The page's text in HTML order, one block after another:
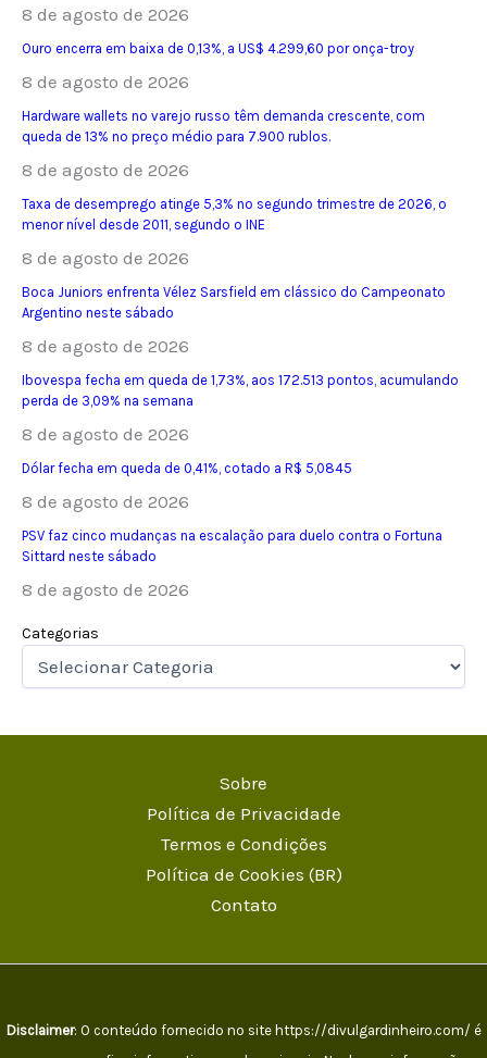
8 de agosto de 2026
Ouro encerra em baixa de 0,13%, a US$ 4.299,60 por onça-troy
8 de agosto de 2026
Hardware wallets no varejo russo têm demanda crescente, com
queda de 13% no preço médio para 7.900 rublos.
8 de agosto de 2026
Taxa de desemprego atinge 5,3% no segundo trimestre de 2026, o
menor nível desde 2011, segundo o INE
8 de agosto de 2026
Boca Juniors enfrenta Vélez Sarsfield em clássico do Campeonato
Argentino neste sábado
8 de agosto de 2026
Ibovespa fecha em queda de 1,73%, aos 172.513 pontos, acumulando
perda de 3,09% na semana
8 de agosto de 2026
Dólar fecha em queda de 0,41%, cotado a R$ 5,0845
8 de agosto de 2026
PSV faz cinco mudanças na escalação para duelo contra o Fortuna
Sittard neste sábado
8 de agosto de 2026
Categorias
Sobre
Política de Privacidade
Termos e Condições
Política de Cookies (BR)
Contato
Disclaimer: O conteúdo fornecido no site https://divulgardinheiro.com/ é